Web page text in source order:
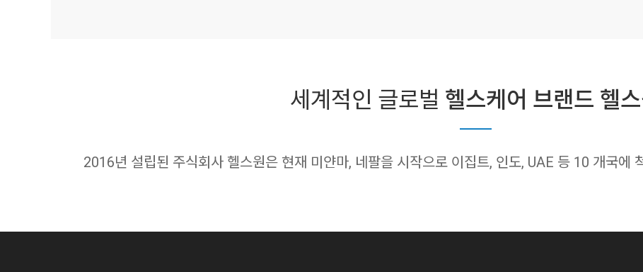
세계적인 글로벌 헬스케어 브랜드 헬
2016년 설립된 주식회사 헬스원은 현재 미얀마, 네팔을 시작으로 이집트, 인도, UAE 등 10 개국에